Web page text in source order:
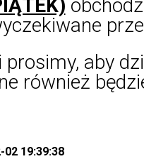
prosimy, aby
również
02 19:39:38